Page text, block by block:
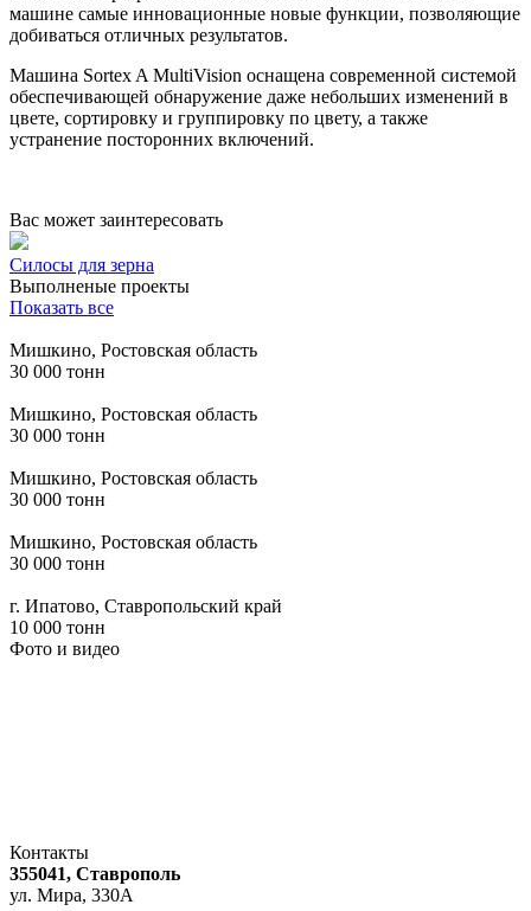
машине самые инновационные новые функции, позволяющие
добиваться отличных результатов.
Машина Sortex A MultiVision оснащена современной системой
обеспечивающей обнаружение даже небольших изменений в
цвете, сортировку и группировку по цвету, а также
устранение посторонних включений.
Вас может заинтересовать
Силосы для зерна
Выполненые проекты
Показать все
Мишкино, Ростовская область
30 000 тонн
Мишкино, Ростовская область
30 000 тонн
Мишкино, Ростовская область
30 000 тонн
Мишкино, Ростовская область
30 000 тонн
г. Ипатово, Ставропольский край
10 000 тонн
Фото и видео
Контакты
355041, Ставрополь
ул. Мира, 330А